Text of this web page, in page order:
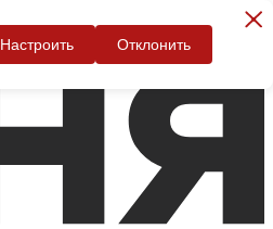
Настроить Отклонить